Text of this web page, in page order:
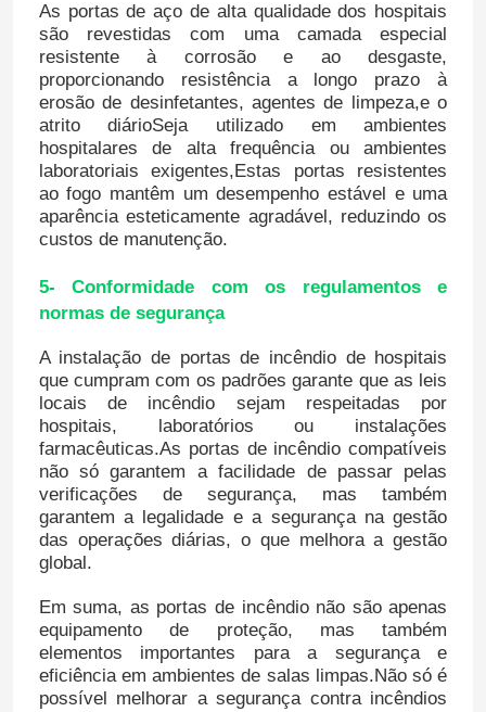
Produtos
Sobre nós
Excursão da fábrica
Controle da qualidade
Contacte-nos
As portas de aço de alta qualidade dos hospitais
são revestidas com uma camada especial
resistente à corrosão e ao desgaste,
proporcionando resistência a longo prazo à
erosão de desinfetantes, agentes de limpeza,e o
atrito diárioSeja utilizado em ambientes
hospitalares de alta frequência ou ambientes
laboratoriais exigentes,Estas portas resistentes
ao fogo mantêm um desempenho estável e uma
aparência esteticamente agradável, reduzindo os
custos de manutenção.
5- Conformidade com os regulamentos e
normas de segurança
A instalação de portas de incêndio de hospitais
que cumpram com os padrões garante que as leis
locais de incêndio sejam respeitadas por
hospitais, laboratórios ou instalações
farmacêuticas.As portas de incêndio compatíveis
não só garantem a facilidade de passar pelas
verificações de segurança, mas também
garantem a legalidade e a segurança na gestão
das operações diárias, o que melhora a gestão
global.
Em suma, as portas de incêndio não são apenas
equipamento de proteção, mas também
elementos importantes para a segurança e
eficiência em ambientes de salas limpas.Não só é
possível melhorar a segurança contra incêndios